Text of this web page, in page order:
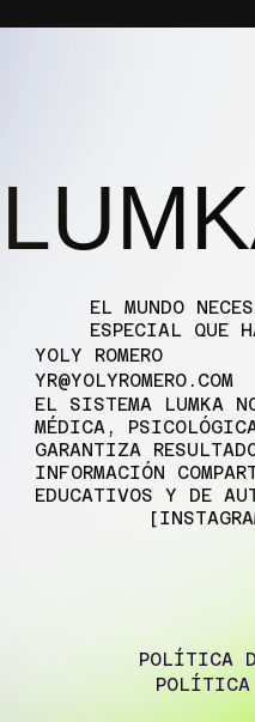
EL MUNDO
ESPECIAL QUE
YOLY ROMERO
YR@YOLYROMERO.COM
EL SISTEMA LUMKA
MÉDICA,
GARANTIZA
INFORMACIÓN
EDUCATIVOS Y DE
POLÍTICA
POLÍTICA